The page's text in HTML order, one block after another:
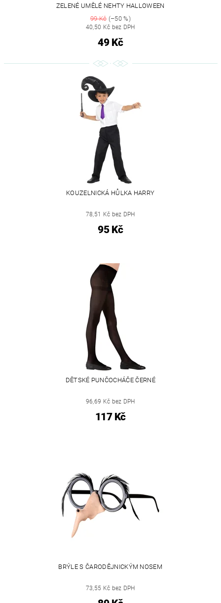
ZELENÉ UMĚLÉ NEHTY HALLOWEEN
99 Kč(–50 %)
40,50 Kč bez DPH
49 Kč
KOUZELNICKÁ HŮLKA HARRY
78,51 Kč bez DPH
95 Kč
DĚTSKÉ PUNČOCHÁČE ČERNÉ
96,69 Kč bez DPH
117 Kč
BRÝLE S ČARODĚJNICKÝM NOSEM
73,55 Kč bez DPH